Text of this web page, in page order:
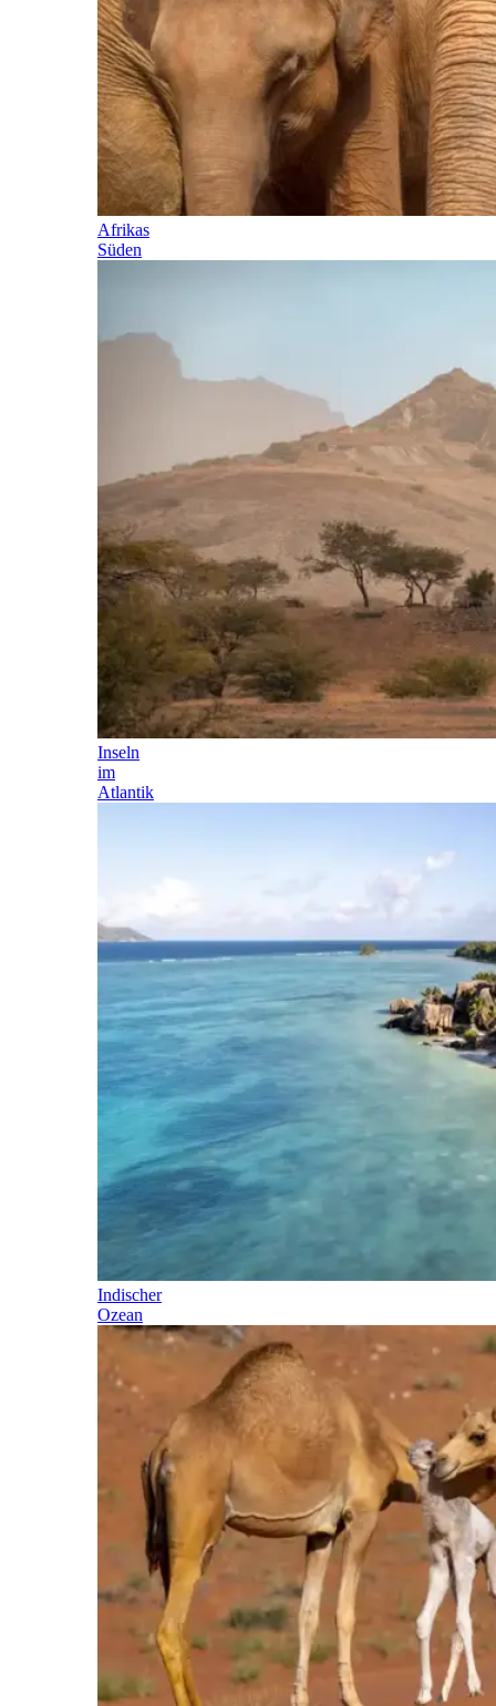
Afrikas
Süden
Inseln
im
Atlantik
Indischer
Ozean